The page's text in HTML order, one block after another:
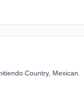
Country, Mexican.